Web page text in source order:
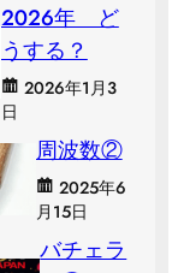
２０２６年 ど
うする？
2026年1月3
日
周波数②
2025年6
月15日
バチェラ